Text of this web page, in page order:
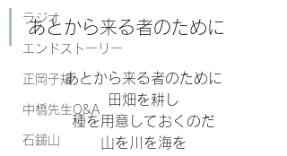
ラジオ
エンドストーリー
正岡子規
中橋先生Q&A
石鎚山
あとから来る者のために
あとから来る者のために
田畑を耕し
種を用意しておくのだ
山を川を海を